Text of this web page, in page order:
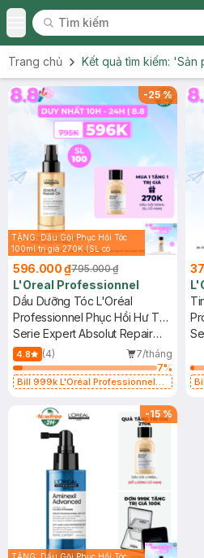
Toggle Menu
Tìm kiếm
Tìm kiếm
Trang chủ Kết quả tìm kiếm: 'Sản
-25%
TẶNG: Dầu Gội Phục Hồi Tóc
100ml trị giá 270K (SL có
596.000 ₫795.000 ₫
L'Oreal Professionnel
Dầu Dưỡng Tóc L'Oréal
Professionnel Phục Hồi Hư Tổn
90ml
Serie Expert Absolut Repair
Gold
4.8 (4)
7/tháng
7%
Bill 999k L'Oréal Professionnel
-15 %